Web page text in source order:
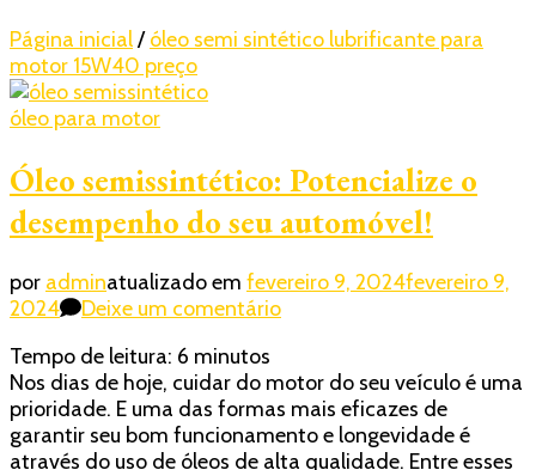
Página inicial/ óleo semi sintético lubrificante para
motor 15W40 preço
óleo para motor
Óleo semissintético: Potencialize o
desempenho do seu automóvel!
por adminatualizado em fevereiro 9, 2024fevereiro 9,
2024
Deixe um comentárioem
Potencialize
o
desempenho
Tempo de leitura: 6 minutos
Nos dias de hoje, cuidar do motor do seu veículo é uma
prioridade. E uma das formas mais eficazes de
garantir seu bom funcionamento e longevidade é
através do uso de óleos de alta qualidade. Entre esses